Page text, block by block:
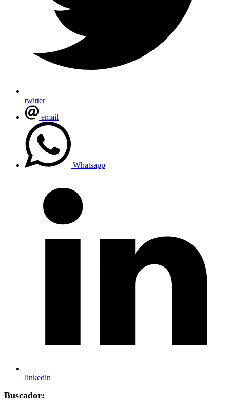
twitter
email
Whatsapp
linkedin
Buscador: